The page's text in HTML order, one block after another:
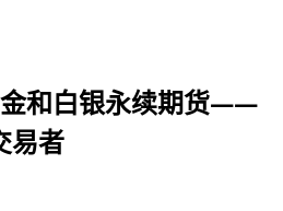
和白银永续期货——
易者